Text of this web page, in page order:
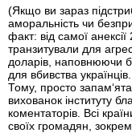
(Якщо ви зараз
аморальність чи
факт: від самої
транзитували для
доларів, наповнюючи
для вбивства
Тому, просто
вихованок інституту
коментаторів. Всі
своїх громадян,